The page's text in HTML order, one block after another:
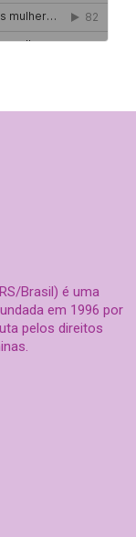
Brasil) é uma
em 1996 por
pelos direitos